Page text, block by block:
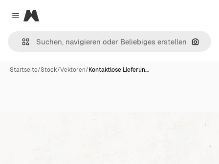
Close menu
Magnific
Nach
Startseite/Stock/Vektoren/Kontaktlose Lieferun…